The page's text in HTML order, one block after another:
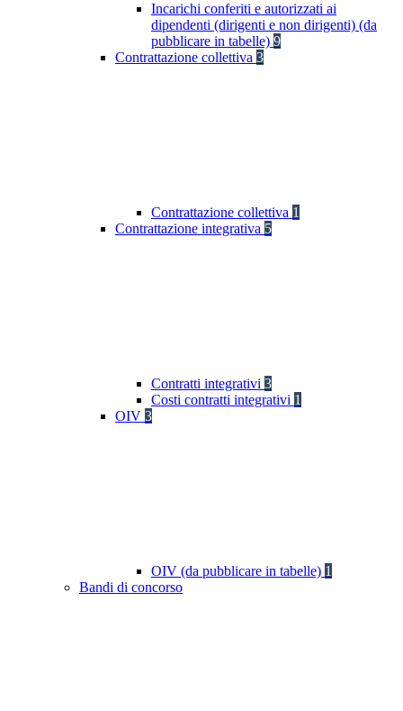
Incarichi conferiti e autorizzati ai
dipendenti (dirigenti e non dirigenti) (da
pubblicare in tabelle) 9
Contrattazione collettiva 3
Contrattazione collettiva 1
Contrattazione integrativa 5
Contratti integrativi 3
Costi contratti integrativi 1
OIV 3
OIV (da pubblicare in tabelle) 1
Bandi di concorso